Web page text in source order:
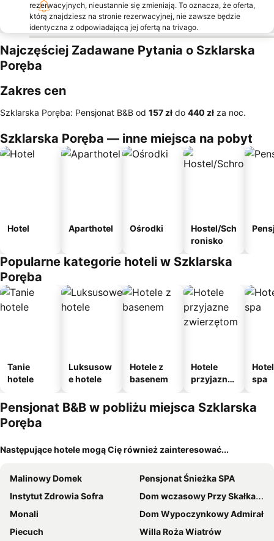
rezerwacyjnych, nieustannie się zmieniają. To oznacza, że oferta,
którą znajdziesz na stronie rezerwacyjnej, nie zawsze będzie
identyczna z odpowiadającą jej ofertą na trivago.
Najczęściej Zadawane Pytania o Szklarska
Poręba
Zakres cen
Szklarska Poręba: Pensjonat B&B od ‎157 zł do ‎440 zł za noc.
Szklarska Poręba — inne miejsca na pobyt
Hotel Aparthotel Ośrodki
Hostel/Sch
ronisko
Popularne kategorie hoteli w Szklarska
Poręba
Tanie
hotele
Luksusow
e hotele
Hotele z
basenem
Hotele
przyjazne
m
spa
Pensjonat B&B w pobliżu miejsca Szklarska
Poręba
Następujące hotele mogą Cię również zainteresować...
Malinowy Domek
Pensjonat Śnieżka SPA
Instytut Zdrowia Sofra
Dom wczasowy Przy Skałkach
Monali
Dom Wypoczynkowy Admirał
Piecuch
Willa Roża Wiatrów